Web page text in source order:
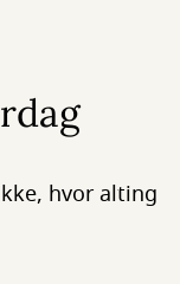
hvor alting